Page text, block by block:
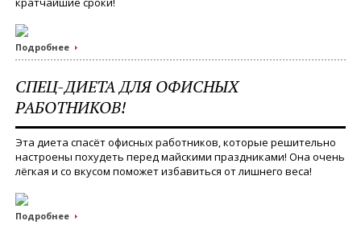
Подробнее
СПЕЦ-ДИЕТА ДЛЯ ОФИСНЫХ
РАБОТНИКОВ!
Эта диета спасёт офисных работников, которые решительно
настроены похудеть перед майскими праздниками! Она очень
лёгкая и со вкусом поможет избавиться от лишнего веса!
Подробнее